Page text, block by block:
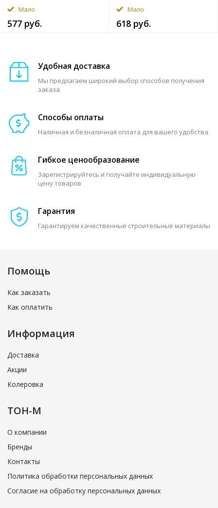
Мало
577 руб.
Мало
618 руб.
Удобная доставка
Мы предлагаем широкий выбор способов получения
заказа
Способы оплаты
Наличная и безналичная оплата для вашего удобства
Гибкое ценообразование
Зарегистрируйтесь и получайте индивидуальную
цену товаров
Гарантия
Гарантируем качественные строительные материалы
Помощь
Как заказать
Как оплатить
Информация
Доставка
Акции
Колеровка
ТОН-М
О компании
Бренды
Контакты
Политика обработки персональных данных
Согласие на обработку персональных данных